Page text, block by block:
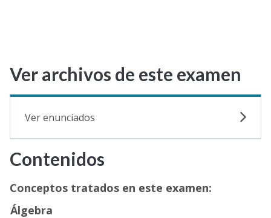
Ver archivos de este examen
Ver enunciados
Contenidos
Conceptos tratados en este examen:
Álgebra